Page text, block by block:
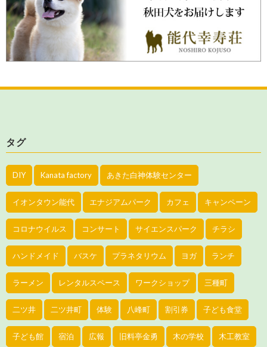
タグ
DIY Kanata factory あきた白神体験センター
イオンタウン能代 エナジアムパーク カフェ キャンペーン
コロナウイルス コンサート サイエンスパーク チラシ
ハンドメイド バスケ プラネタリウム ヨガ ランチ
ラーメン レンタルスペース ワークショップ 三種町
二ツ井 二ツ井町 体験 八峰町 割引券 子ども食堂
子ども館 宿泊 広報 旧料亭金勇 木の学校 木工教室